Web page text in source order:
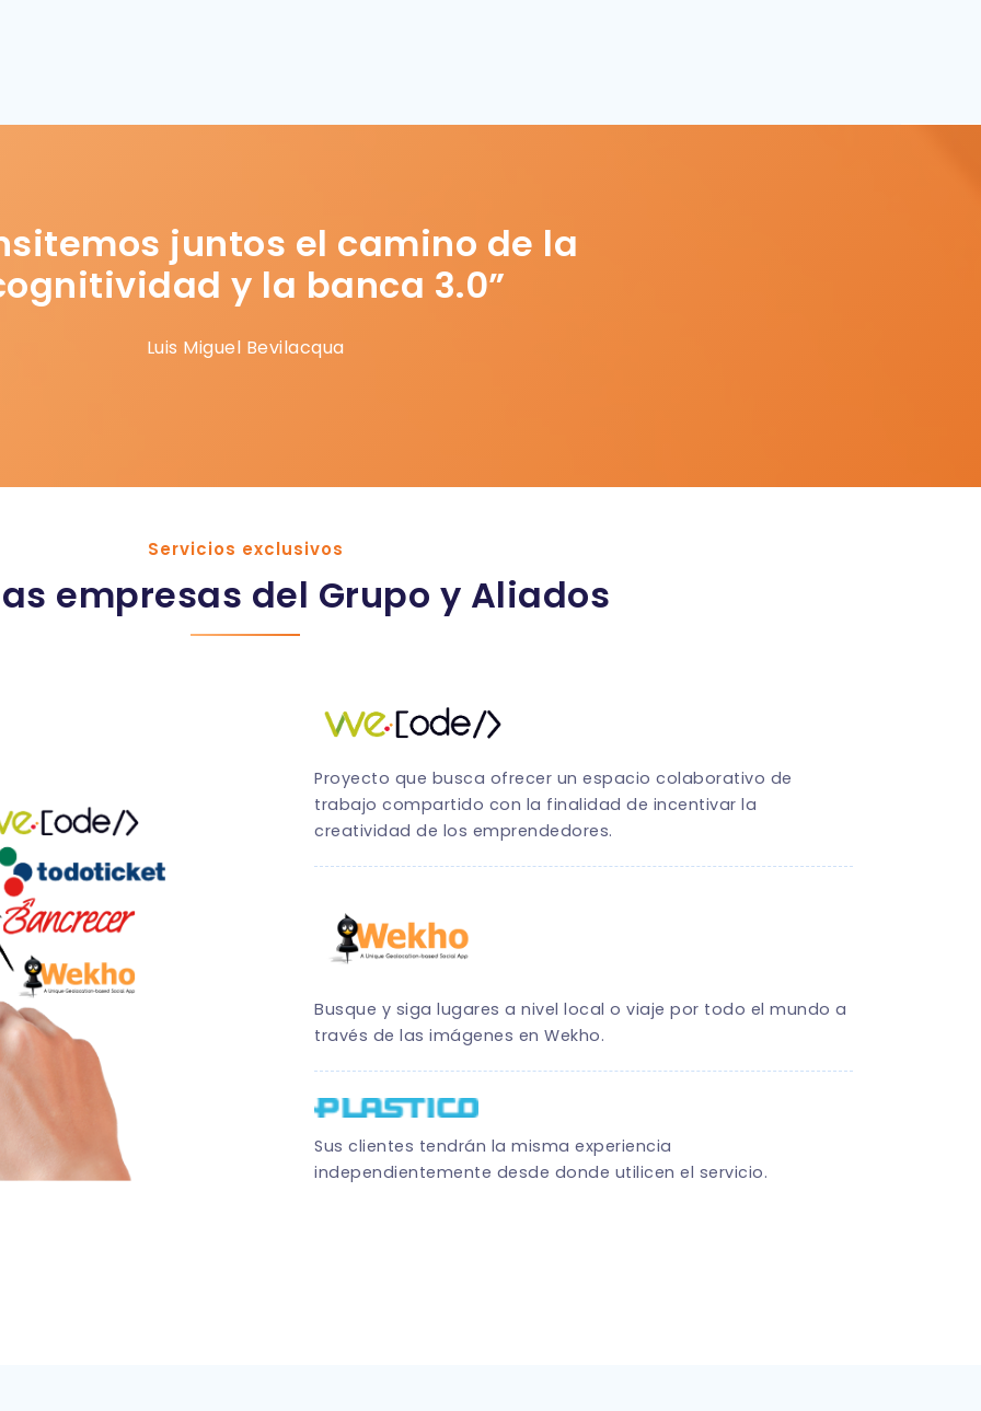
juntos el camino de la
y la banca 3.0”
Luis Miguel Bevilacqua
Servicios exclusivos
empresas del Grupo y Aliados
Proyecto que busca ofrecer un espacio colaborativo de
trabajo compartido con la finalidad de incentivar la
creatividad de los emprendedores.
Busque y siga lugares a nivel local o viaje por todo el mundo a
través de las imágenes en Wekho.
Sus clientes tendrán la misma experiencia
independientemente desde donde utilicen el servicio.